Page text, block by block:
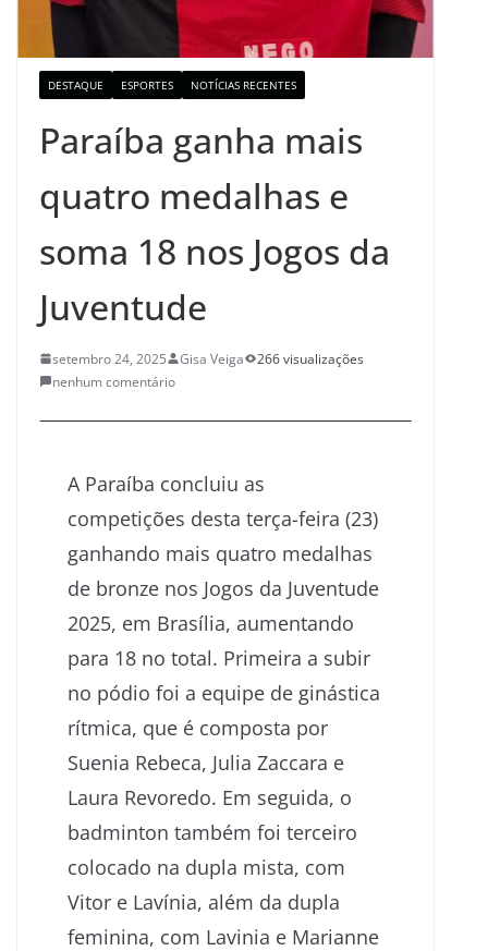
DESTAQUE ESPORTES NOTÍCIAS RECENTES
Paraíba ganha mais
quatro medalhas e
soma 18 nos Jogos da
Juventude
setembro 24, 2025 Gisa Veiga
266 visualizações
nenhum comentário
A Paraíba concluiu as
competições desta terça-feira (23)
ganhando mais quatro medalhas
de bronze nos Jogos da Juventude
2025, em Brasília, aumentando
para 18 no total. Primeira a subir
no pódio foi a equipe de ginástica
rítmica, que é composta por
Suenia Rebeca, Julia Zaccara e
Laura Revoredo. Em seguida, o
badminton também foi terceiro
colocado na dupla mista, com
Vitor e Lavínia, além da dupla
feminina, com Lavinia e Marianne